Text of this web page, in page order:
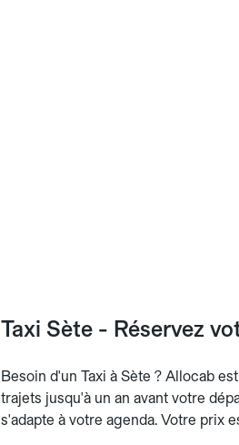
Taxi Sète - Réservez
Besoin d'un Taxi à Sète ? Allocab
trajets jusqu'à un an avant votre
s'adapte à votre agenda. Votre prix